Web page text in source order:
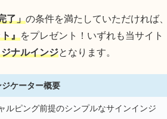
了」の条件を満たしていただければ、
』をプレゼント！いずれも当サイト
ナルインジとなります。
ジケーター概要
ルピング前提のシンプルなサインインジ